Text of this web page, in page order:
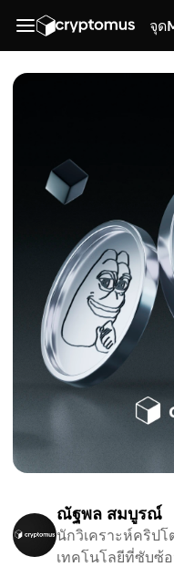
จุด
ณัฐพล สมบูรณ์
นักวิเคราะห์คริป
เทคโนโลยีที่ซับซ้อ